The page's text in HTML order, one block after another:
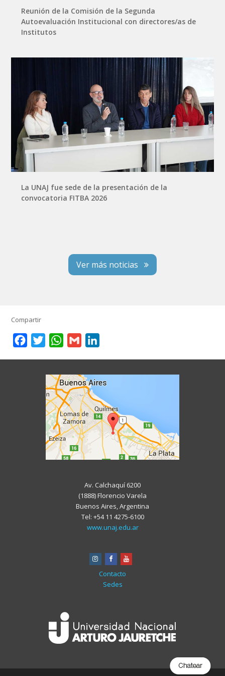
Reunión de la Comisión de la Segunda
Autoevaluación Institucional con directores/as de
Institutos
La UNAJ fue sede de la presentación de la
convocatoria FITBA 2026
Ver más noticias
Compartir
FacebookTwitterWhatsApp
Gmail
Av. Calchaquí 6200
(1888) Florencio Varela
Buenos Aires, Argentina
Tel: +54 11 4275-6100
www.unaj.edu.ar
instagram
facebookyoutube
Contacto
Sedes